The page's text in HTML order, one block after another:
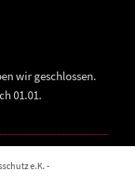
wir geschlossen.
01.01.
e.K. -